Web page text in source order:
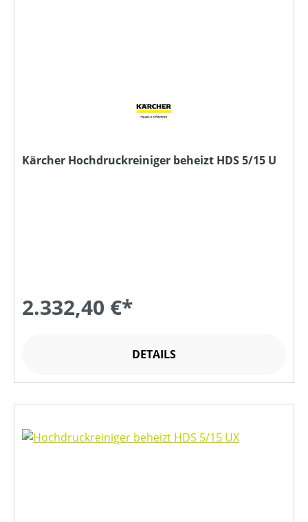
Kärcher Hochdruckreiniger beheizt HDS 5/15 U
2.332,40 €*
DETAILS